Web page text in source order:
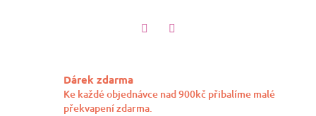
Dárek zdarma
Ke každé objednávce nad 900kč přibalíme malé
překvapení zdarma.